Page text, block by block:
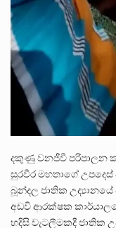
දකුණු වනජීවී පරිපාලන
සුරවීර මහතාගේ
බූන්දල ජාතික උද්‍යානයේ
අඩවි ආරක්ෂක
හදිසි වැටලීමකදී ජාතික